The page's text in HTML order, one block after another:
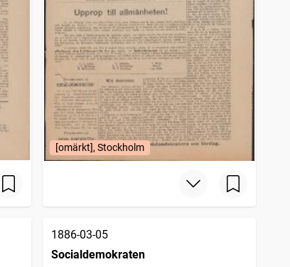
[omärkt], Stockholm
1886-03-05
Socialdemokraten